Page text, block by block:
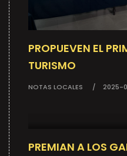
PROPUEVEN EL
TURISMO
NOTAS LOCALES 2025-
PREMIAN A LOS